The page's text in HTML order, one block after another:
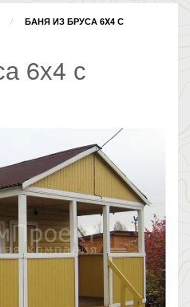
БАНЯ ИЗ БРУСА 6X4 С
6х4 с